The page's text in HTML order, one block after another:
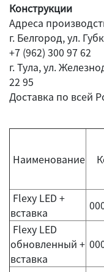
Конструкции
Адреса
г. Белгород, ул.
+7 (962) 300 97 62
г. Тула, ул.
22 95
Доставка по всей
Наименование
Flexy LED +
вставка
Flexy LED
обновленный +
вставка